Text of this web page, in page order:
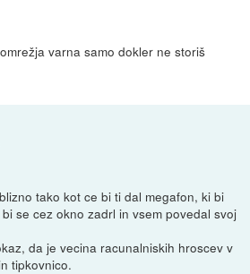
varna samo dokler ne storiš
tako kot ce bi ti dal megafon, ki bi
se cez okno zadrl in vsem povedal svoj
da je vecina racunalniskih hroscev v
tipkovnico.